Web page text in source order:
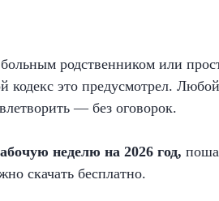
родственником или
кодекс это предусмотрел.
— без оговорок.
неделю на 2026 год,
скачать бесплатно.